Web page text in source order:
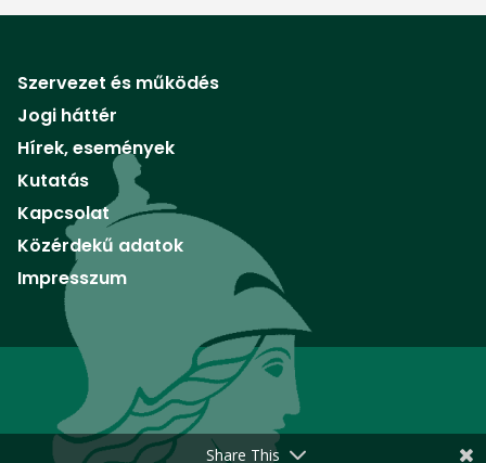
Szervezet és működés
Jogi háttér
Hírek, események
Kutatás
Kapcsolat
Közérdekű adatok
Impresszum
Share This